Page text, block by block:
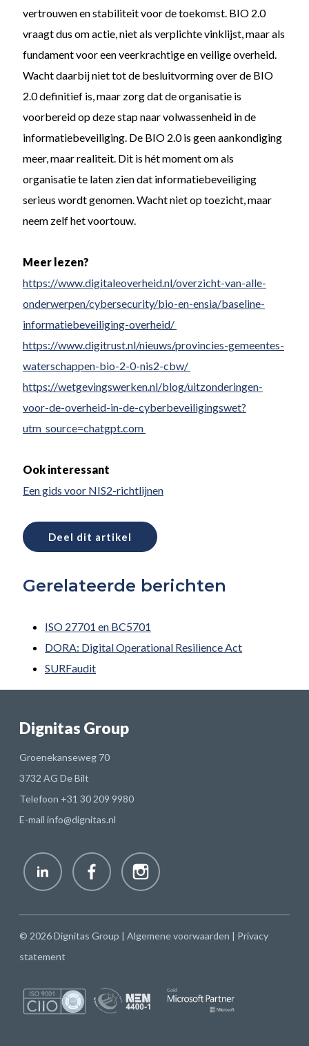
vertrouwen en stabiliteit voor de toekomst. BIO 2.0
vraagt dus om actie, niet als verplichte vinklijst, maar als
fundament voor een veerkrachtige en veilige overheid.
Wacht daarbij niet tot de besluitvorming over de BIO
2.0 definitief is, maar zorg dat de organisatie is
voorbereid op deze stap naar volwassenheid in de
informatiebeveiliging. De BIO 2.0 is geen aankondiging
meer, maar realiteit. Dit is hét moment om als
organisatie te laten zien dat informatiebeveiliging
serieus wordt genomen. Wacht niet op toezicht, maar
neem zelf het voortouw.
Meer lezen?
https://www.digitaleoverheid.nl/overzicht-van-alle-
onderwerpen/cybersecurity/bio-en-ensia/baseline-
informatiebeveiliging-overheid/
https://www.digitrust.nl/nieuws/provincies-gemeentes-
waterschappen-bio-2-0-nis2-cbw/
https://wetgevingswerken.nl/blog/uitzonderingen-
voor-de-overheid-in-de-cyberbeveiligingswet?
utm_source=chatgpt.com
Ook interessant
Een gids voor NIS2-richtlijnen
Deel dit artikel
Gerelateerde berichten
ISO 27701 en BC5701
DORA: Digital Operational Resilience Act
SURFaudit
Dignitas Group
Groenekanseweg 70
3732 AG De Bilt
Telefoon +31 30 209 9980
E-mail info@dignitas.nl
© 2026 Dignitas Group | Algemene voorwaarden
Privacy
statement